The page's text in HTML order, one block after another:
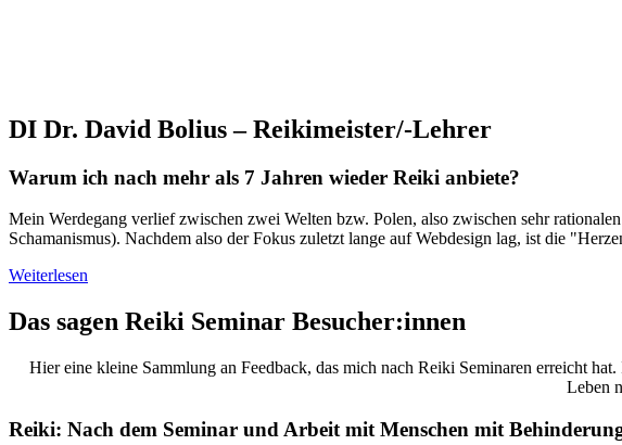
DI Dr. David Bolius – Reikimeister/-Lehrer
Warum ich nach mehr als 7 Jahren wieder Reiki anbiete?
Mein Werdegang verlief zwischen zwei Welten bzw. Polen, also zwischen sehr
Schamanismus). Nachdem also der Fokus zuletzt lange auf Webdesign lag, ist die
Weiterlesen
Das sagen Reiki Seminar Besucher:innen
Hier eine kleine Sammlung an Feedback, das mich nach Reiki Seminaren erreicht
Leben
Reiki: Nach dem Seminar und Arbeit mit Menschen mit